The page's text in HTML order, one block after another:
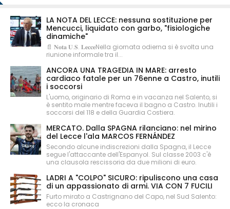
LA NOTA DEL LECCE: nessuna sostituzione per
Mencucci, liquidato con garbo, "fisiologiche
dinamiche"
📄 𝐍𝐨𝐭𝐚 𝐔.𝐒. 𝐋𝐞𝐜𝐜𝐞Nella giornata odierna si è svolta una
riunione informale tra il...
ANCORA UNA TRAGEDIA IN MARE: arresto
cardiaco fatale per un 76enne a Castro, inutili
i soccorsi
L'uomo, originario di Roma e in vacanza nel Salento, si
è sentito male mentre faceva il bagno a Castro. Inutili i
soccorsi del 118 e della Guardia Costiera.
MERCATO. Dalla SPAGNA rilanciano: nel mirino
del Lecce l'ala MARCOS FERNÁNDEZ
Secondo alcune indiscrezioni dalla Spagna, il Lecce
segue l'attaccante dell'Espanyol. Sul classe 2003 c'è
una clausola rescissoria da due milioni di euro.
LADRI A "COLPO" SICURO: ripuliscono una casa
di un appassionato di armi. VIA CON 7 FUCILI
Furto mirato a Castrignano del Capo, nel Sud Salento:
ecco la cronaca